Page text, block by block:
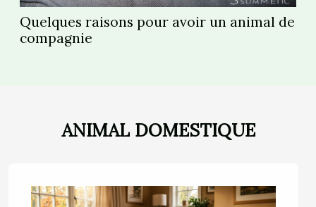
Quelques raisons pour avoir un animal de
compagnie
ANIMAL DOMESTIQUE